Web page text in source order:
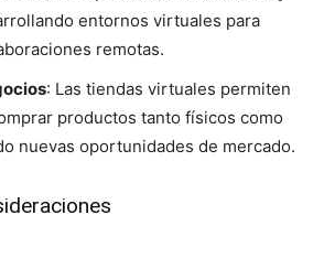
entornos virtuales para
remotas.
: Las tiendas virtuales permiten
productos tanto físicos como
nuevas oportunidades de mercado.